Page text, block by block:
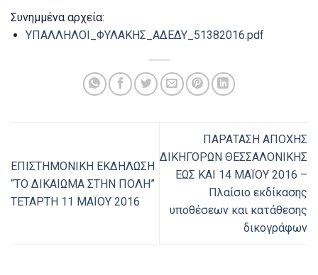
Συνημμένα αρχεία:
ΥΠΑΛΛΗΛΟΙ_ΦΥΛΑΚΗΣ_ΑΔΕΔΥ_51382016.pdf
ΕΠΙΣΤΗΜΟΝΙΚΗ ΕΚΔΗΛΩΣΗ
“ΤΟ ΔΙΚΑΙΩΜΑ ΣΤΗΝ ΠΟΛΗ”
ΤΕΤΑΡΤΗ 11 ΜΑΪΟΥ 2016
ΠΑΡΑΤΑΣΗ ΑΠΟΧΗΣ
ΔΙΚΗΓΟΡΩΝ ΘΕΣΣΑΛΟΝΙΚΗΣ
ΕΩΣ ΚΑΙ 14 ΜΑΪΟΥ 2016 –
Πλαίσιο εκδίκασης
υποθέσεων και κατάθεσης
δικογράφων